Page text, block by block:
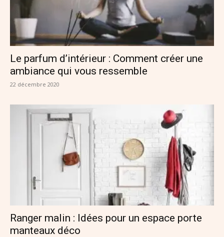
Le parfum d’intérieur : Comment créer une
ambiance qui vous ressemble
22 décembre 2020
Ranger malin : Idées pour un espace porte
manteaux déco